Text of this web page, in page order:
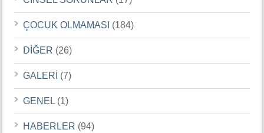
ÇOCUK OLMAMASI (184)
DİĞER (26)
GALERİ (7)
GENEL (1)
HABERLER (94)